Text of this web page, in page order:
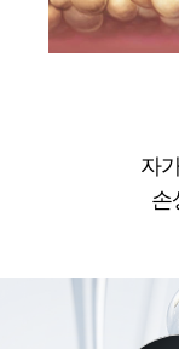
자
손